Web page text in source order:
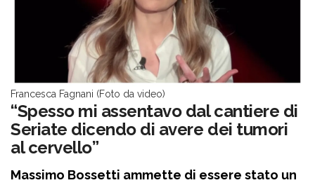
Francesca Fagnani (Foto da video)
“Spesso mi assentavo dal cantiere di
Seriate dicendo di avere dei tumori
al cervello”
Massimo Bossetti ammette di essere stato un